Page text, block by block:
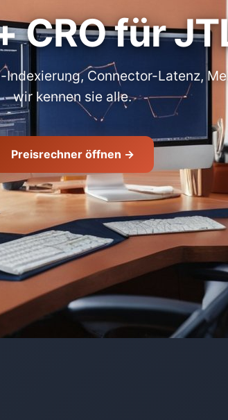
CRO für
Indexierung, Connector-Latenz,
wir kennen sie alle.
Preisrechner öffnen →